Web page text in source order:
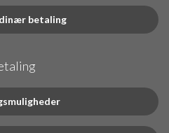
betaling